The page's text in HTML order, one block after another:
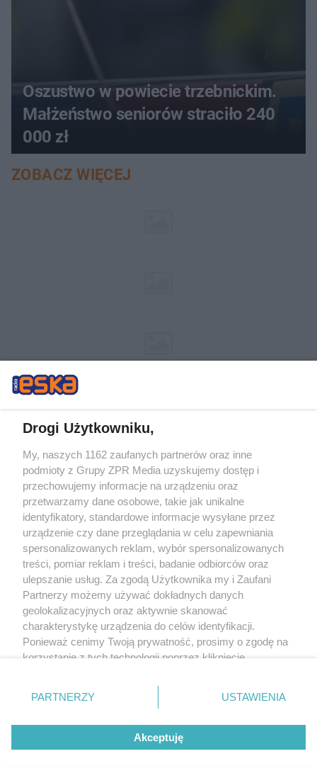
Oszustwo w powiecie trzebnickim.
Małżeństwo seniorów straciło 240
000 zł
ZOBACZ WIĘCEJ
Żaden utwór zamieszczony w serwisie nie może być powielany i
rozpowszechniany lub dalej rozpowszechniany w jakikolwiek sposób (w
tym także elektroniczny lub mechaniczny) na jakimkolwiek polu
eksploatacji w jakiejkolwiek formie, włącznie z umieszczaniem w Internecie
bez pisemnej zgody właściciela praw. Jakiekolwiek użycie lub
wykorzystanie utworów w całości lub w części z naruszeniem prawa, tzn.
bez właściwej zgody, jest zabronione pod groźbą kary i może być ścigane
Drogi Użytkowniku,
My, naszych 1162 zaufanych partnerów oraz inne
podmioty z Grupy ZPR Media uzyskujemy dostęp i
przechowujemy informacje na urządzeniu oraz
przetwarzamy dane osobowe, takie jak unikalne
identyfikatory, standardowe informacje wysyłane przez
urządzenie czy dane przeglądania w celu zapewniania
spersonalizowanych reklam, wybór spersonalizowanych
treści, pomiar reklam i treści, badanie odbiorców oraz
ulepszanie usług. Za zgodą Użytkownika my i Zaufani
Partnerzy możemy używać dokładnych danych
geolokalizacyjnych oraz aktywnie skanować
charakterystykę urządzenia do celów identyfikacji.
Ponieważ cenimy Twoją prywatność, prosimy o zgodę na
korzystanie z tych technologii poprzez kliknięcie
zmienić/wycofać klikając przycisk ustawień prywatności
znajdujący się w lewym dolnym rogu strony
rodzaje przetwarzania danych nie wymagają zgody
użytkownika, ale masz prawo sprzeciwić się takiemu
przetwarzaniu. Preferencje będą miały zastosowanie tylko
PARTNERZY USTAWIENIA
Akceptuję